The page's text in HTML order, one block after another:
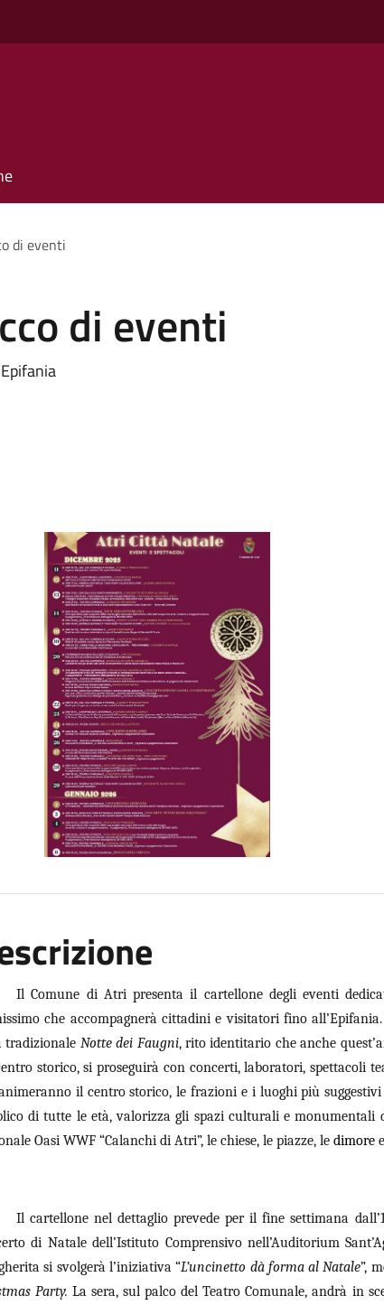
di eventi
di eventi
Il Comune di Atri presenta il cartellone degli eventi
che accompagnerà cittadini e visitatori fino
tradizionale Notte dei Faugni, rito identitario che anche
storico, si proseguirà con concerti, laboratori, spettacoli
il centro storico, le frazioni e i luoghi più
di tutte le età, valorizza gli spazi culturali e monumentali
Oasi WWF “Calanchi di Atri”, le chiese, le piazze, le dimore
Il cartellone nel dettaglio prevede per il fine settimana
di Natale dell’Istituto Comprensivo nell’Auditorium
si svolgerà l’iniziativa “L’uncinetto dà forma al Natale”,
Party. La sera, sul palco del Teatro Comunale, andrà in